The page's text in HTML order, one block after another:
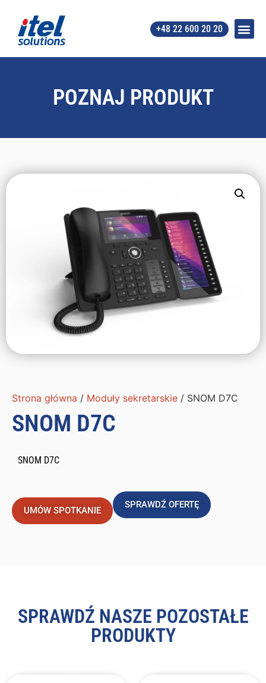
+48 22 600 20 20
POZNAJ PRODUKT
Strona główna / Moduły sekretarskie / SNOM D7C
SNOM D7C
SNOM D7C
UMÓW SPOTKANIE
SPRAWDŹ OFERTĘ
SPRAWDŹ NASZE POZOSTAŁE
PRODUKTY